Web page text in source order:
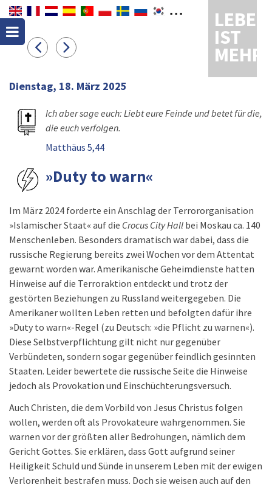
LEBEN
IST
MEHR
Dienstag, 18. März 2025
Ich aber sage euch: Liebt eure Feinde und betet für die,
die euch verfolgen.
Matthäus 5,44
»Duty to warn«
Im März 2024 forderte ein Anschlag der Terrororganisation
»Islamischer Staat« auf die Crocus City Hall bei Moskau ca. 140
Menschenleben. Besonders dramatisch war dabei, dass die
russische Regierung bereits zwei Wochen vor dem Attentat
gewarnt worden war. Amerikanische Geheimdienste hatten
Hinweise auf die Terroraktion entdeckt und trotz der
gestörten Beziehungen zu Russland weitergegeben. Die
Amerikaner wollten Leben retten und befolgten dafür ihre
»Duty to warn«-Regel (zu Deutsch: »die Pflicht zu warnen«).
Diese Selbstverpflichtung gilt nicht nur gegenüber
Verbündeten, sondern sogar gegenüber feindlich gesinnten
Staaten. Leider bewertete die russische Seite die Hinweise
jedoch als Provokation und Einschüchterungsversuch.
Auch Christen, die dem Vorbild von Jesus Christus folgen
wollen, werden oft als Provokateure wahrgenommen. Sie
warnen vor der größten aller Bedrohungen, nämlich dem
Gericht Gottes. Sie erklären, dass Gott aufgrund seiner
Heiligkeit Schuld und Sünde in unserem Leben mit der ewigen
Verlorenheit bestrafen muss. Doch sie weisen auch auf den